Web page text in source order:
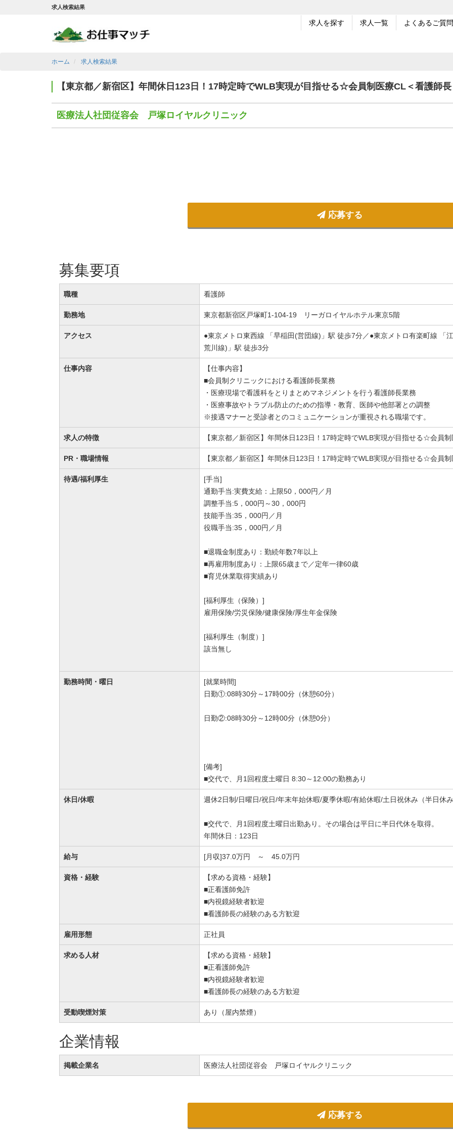
求人検索結果
求人を探す 求人一覧 よくあるご質問
ホーム 求人検索結果
【東京都／新宿区】年間休日123日！17時定時でWLB実現が目指せる☆会員制医療CL＜看護師
医療法人社団従容会 戸塚ロイヤルクリニック
応募する
募集要項
職種 看護師
勤務地 東京都新宿区戸塚町1-104-19 リーガロイヤルホテル東京5階
アクセス
●東京メトロ東西線 「早稲田(営団線)」駅 徒歩7分／●東京メトロ有楽町線 「
荒川線)」駅 徒歩3分
仕事内容
【仕事内容】
■会員制クリニックにおける看護師長業務
・医療現場で看護科をとりまとめマネジメントを行う看護師長業務
・医療事故やトラブル防止のための指導・教育、医師や他部署との調整
※接遇マナーと受診者とのコミュニケーションが重視される職場です。
求人の特徴 【東京都／新宿区】年間休日123日！17時定時でWLB実現が目指せる☆会員
PR・職場情報 【東京都／新宿区】年間休日123日！17時定時でWLB実現が目指せる☆会員
待遇/福利厚生
[手当]
通勤手当:実費支給：上限50，000円／月
調整手当:5，000円～30，000円
技能手当:35，000円／月
役職手当:35，000円／月
■退職金制度あり：勤続年数7年以上
■再雇用制度あり：上限65歳まで／定年一律60歳
■育児休業取得実績あり
[福利厚生（保険）]
雇用保険/労災保険/健康保険/厚生年金保険
[福利厚生（制度）]
該当無し
勤務時間・曜日
[就業時間]
日勤①:08時30分～17時00分（休憩60分）
日勤②:08時30分～12時00分（休憩0分）
[備考]
■交代で、月1回程度土曜日 8:30～12:00の勤務あり
休日/休暇 週休2日制/日曜日/祝日/年末年始休暇/夏季休暇/有給休暇/土日祝休み（半日休
■交代で、月1回程度土曜日出勤あり。その場合は平日に半日代休を取得。
年間休日：123日
給与 [月収]37.0万円 ～ 45.0万円
資格・経験
【求める資格・経験】
■正看護師免許
■内視鏡経験者歓迎
■看護師長の経験のある方歓迎
雇用形態 正社員
求める人材
【求める資格・経験】
■正看護師免許
■内視鏡経験者歓迎
■看護師長の経験のある方歓迎
受動喫煙対策 あり（屋内禁煙）
企業情報
掲載企業名 医療法人社団従容会 戸塚ロイヤルクリニック
応募する